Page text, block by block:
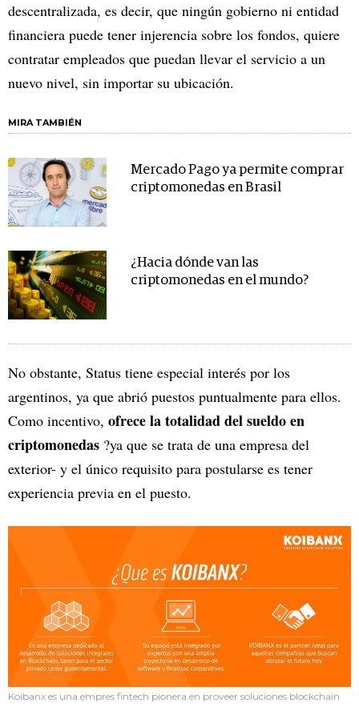
descentralizada, es decir, que ningún gobierno ni entidad
financiera puede tener injerencia sobre los fondos, quiere
contratar empleados que puedan llevar el servicio a un
nuevo nivel, sin importar su ubicación.
MIRA TAMBIÉN
Mercado Pago ya permite comprar
criptomonedas en Brasil
¿Hacia dónde van las
criptomonedas en el mundo?
No obstante, Status tiene especial interés por los
argentinos, ya que abrió puestos puntualmente para ellos.
Como incentivo, ofrece la totalidad del sueldo en
criptomonedas ?ya que se trata de una empresa del
exterior- y el único requisito para postularse es tener
experiencia previa en el puesto.
Koibanx es una empres fintech pionera en proveer soluciones blockchain